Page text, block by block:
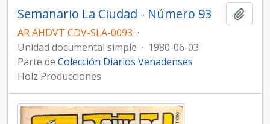
Semanario La Ciudad - Número 93
AR AHDVT CDV-SLA-0093 ·
Unidad documental simple · 1980-06-03
Parte de Colección Diarios Venadenses
Holz Producciones